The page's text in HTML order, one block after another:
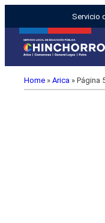
Servicio
Home » Arica » Página